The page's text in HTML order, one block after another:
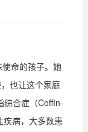
命的孩子。她
也让这个家庭
综合症（Coffin-
疾病，大多数患